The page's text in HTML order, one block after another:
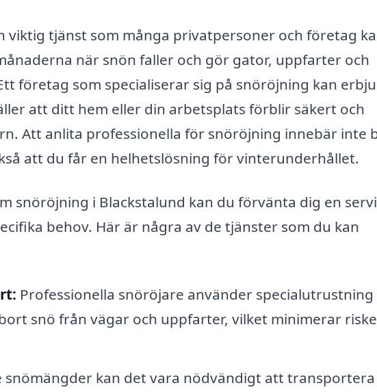
viktig tjänst som många privatpersoner och företag
när snön faller och gör gator, uppfarter och
företag som specialiserar sig på snöröjning kan
att ditt hem eller din arbetsplats förblir säkert och
Att anlita professionella för snöröjning innebär inte
att du får en helhetslösning för vinterunderhållet.
snöröjning i Blackstalund kan du förvänta dig en
behov. Här är några av de tjänster som du kan
Professionella snöröjare använder
snö från vägar och uppfarter, vilket minimerar
snömängder kan det vara nödvändigt att